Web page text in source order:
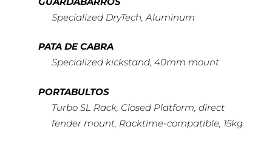
Specialized DryTech, Aluminum
PATA DE CABRA
Specialized kickstand, 40mm mount
PORTABULTOS
Turbo SL Rack, Closed Platform, direct
fender mount, Racktime-compatible, 15kg